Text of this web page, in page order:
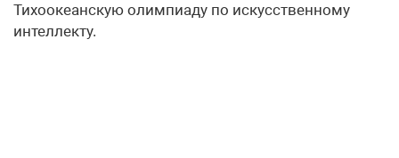
Тихоокеанскую олимпиаду по искусственному
интеллекту.